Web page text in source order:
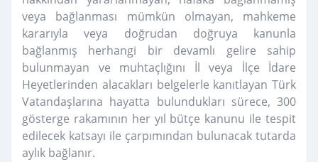
veya bağlanması mümkün olmayan, mahkeme
kararıyla veya doğrudan doğruya kanunla
bağlanmış herhangi bir devamlı gelire sahip
bulunmayan ve muhtaçlığını İl veya İlçe İdare
Heyetlerinden alacakları belgelerle kanıtlayan Türk
Vatandaşlarına hayatta bulundukları sürece, 300
gösterge rakamının her yıl bütçe kanunu ile tespit
edilecek katsayı ile çarpımından bulunacak tutarda
aylık bağlanır.